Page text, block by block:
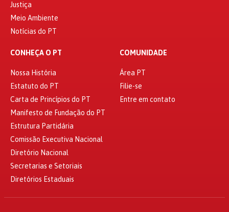
Justiça
Meio Ambiente
Notícias do PT
CONHEÇA O PT
Nossa História
Estatuto do PT
Carta de Princípios do PT
Manifesto de Fundação do PT
Estrutura Partidária
Comissão Executiva Nacional
Diretório Nacional
Secretarias e Setoriais
Diretórios Estaduais
COMUNIDADE
Área PT
Filie-se
Entre em contato